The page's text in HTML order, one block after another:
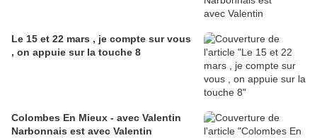
Le 15 et 22 mars , je compte sur vous
, on appuie sur la touche 8
Colombes En Mieux - avec Valentin
Narbonnais est avec Valentin